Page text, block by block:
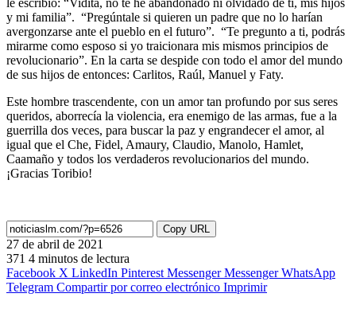
y mi familia”. “Pregúntale si quieren un padre que no lo harían
avergonzarse ante el pueblo en el futuro”. “Te pregunto a ti, podrás
mirarme como esposo si yo traicionara mis mismos principios de
revolucionario”. En la carta se despide con todo el amor del mundo
de sus hijos de entonces: Carlitos, Raúl, Manuel y Faty.
Este hombre trascendente, con un amor tan profundo por sus seres
queridos, aborrecía la violencia, era enemigo de las armas, fue a la
guerrilla dos veces, para buscar la paz y engrandecer el amor, al
igual que el Che, Fidel, Amaury, Claudio, Manolo, Hamlet,
Caamaño y todos los verdaderos revolucionarios del mundo.
¡Gracias Toribio!
Copy URL
27 de abril de 2021
371 4 minutos de lectura
Facebook X LinkedIn Pinterest Messenger Messenger WhatsApp
Telegram Compartir por correo electrónico Imprimir